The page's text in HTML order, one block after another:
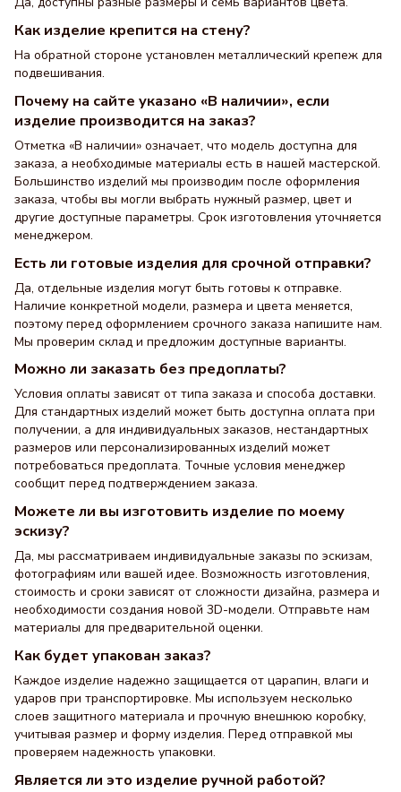
Как изделие крепится на стену?
На обратной стороне установлен металлический крепеж для
подвешивания.
Почему на сайте указано «В наличии», если
изделие производится на заказ?
Отметка «В наличии» означает, что модель доступна для
заказа, а необходимые материалы есть в нашей мастерской.
Большинство изделий мы производим после оформления
заказа, чтобы вы могли выбрать нужный размер, цвет и
другие доступные параметры. Срок изготовления уточняется
менеджером.
Есть ли готовые изделия для срочной отправки?
Да, отдельные изделия могут быть готовы к отправке.
Наличие конкретной модели, размера и цвета меняется,
поэтому перед оформлением срочного заказа напишите нам.
Мы проверим склад и предложим доступные варианты.
Можно ли заказать без предоплаты?
Условия оплаты зависят от типа заказа и способа доставки.
Для стандартных изделий может быть доступна оплата при
получении, а для индивидуальных заказов, нестандартных
размеров или персонализированных изделий может
потребоваться предоплата. Точные условия менеджер
сообщит перед подтверждением заказа.
Можете ли вы изготовить изделие по моему
эскизу?
Да, мы рассматриваем индивидуальные заказы по эскизам,
фотографиям или вашей идее. Возможность изготовления,
стоимость и сроки зависят от сложности дизайна, размера и
необходимости создания новой 3D-модели. Отправьте нам
материалы для предварительной оценки.
Как будет упакован заказ?
Каждое изделие надежно защищается от царапин, влаги и
ударов при транспортировке. Мы используем несколько
слоев защитного материала и прочную внешнюю коробку,
учитывая размер и форму изделия. Перед отправкой мы
проверяем надежность упаковки.
Является ли это изделие ручной работой?